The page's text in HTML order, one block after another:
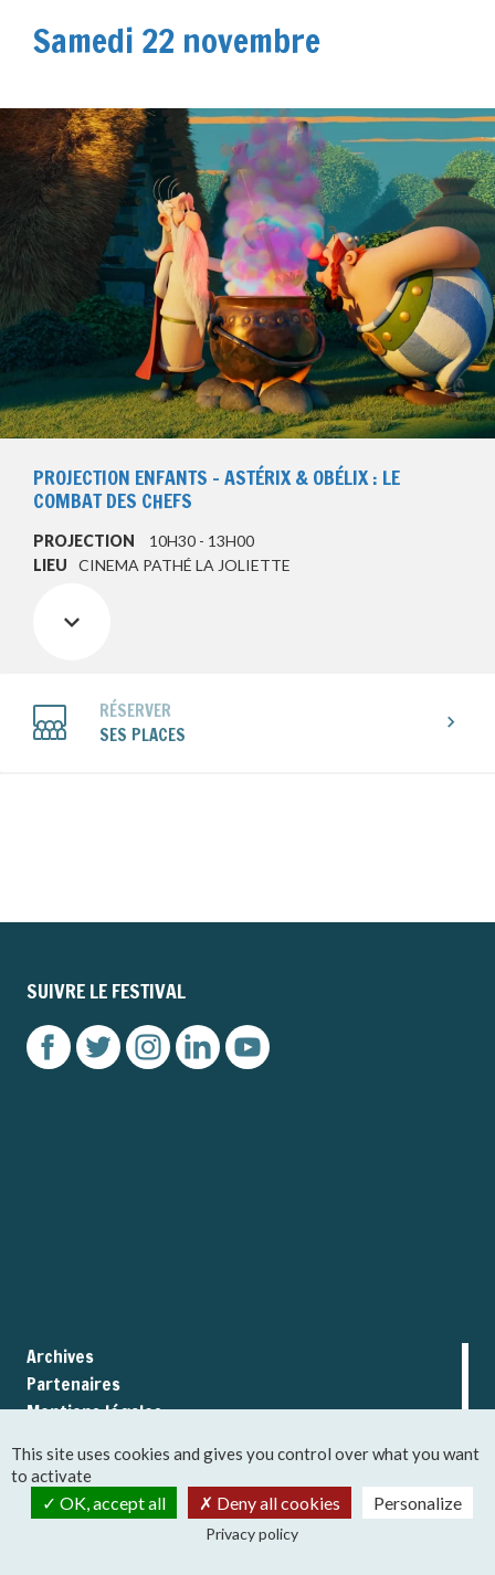
Samedi 22 novembre
PROJECTION ENFANTS – ASTÉRIX & OBÉLIX : LE
COMBAT DES CHEFS
PROJECTION
10H30 - 13H00
LIEU
CINEMA PATHÉ LA JOLIETTE
RÉSERVER
SES PLACES
SUIVRE LE FESTIVAL
Archives
Partenaires
Mentions légales
This site uses cookies and gives you control over what you want
to activate
OK, accept all Deny all cookies Personalize
Privacy policy